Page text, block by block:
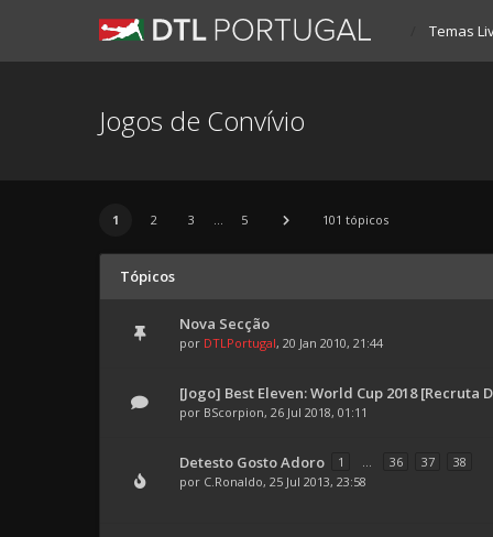
Temas
Jogos de Convívio
1 2 3 ... 5 101 tópicos
Tópicos
Nova Secção
por DTLPortugal, 20 Jan 2010, 21:44
[Jogo] Best Eleven: World Cup 2018 [Recruta
por BScorpion, 26 Jul 2018, 01:11
Detesto Gosto Adoro 1 ... 36 37
38
por C.Ronaldo, 25 Jul 2013, 23:58